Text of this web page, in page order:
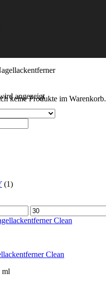
keine Produkte im Warenkorb.
angezeigt
(1)
Max.
Preis
Clean
ml